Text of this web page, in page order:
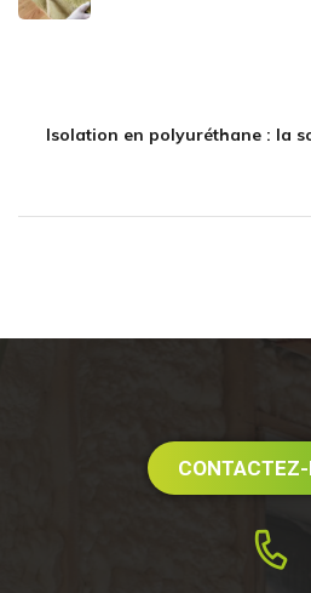
Isolation en polyuréthane : la